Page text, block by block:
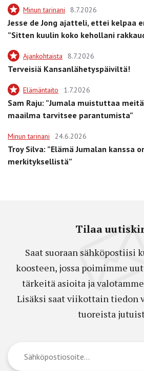
Minun tarinani 8.7.2026
Jesse de Jong ajatteli, ettei kelpaa
”Sitten kuulin koko kehollani
Ajankohtaista 8.7.2026
Terveisiä Kansanlähetyspäiviltä!
Elämäntaito 1.7.2026
Sam Raju: ”Jumala muistuttaa
maailma tarvitsee parantumista”
Minun tarinani 24.6.2026
Troy Silva: ”Elämä Jumalan kanssa
merkityksellistä”
Tilaa
Saat suoraan sähköpostiisi
koosteen, jossa poimimme
tärkeitä asioita ja
Lisäksi saat viikottain tiedon
tuoreista